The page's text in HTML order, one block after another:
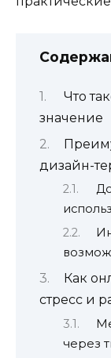
Что
значение
дизайн-
Как
стресс и
через